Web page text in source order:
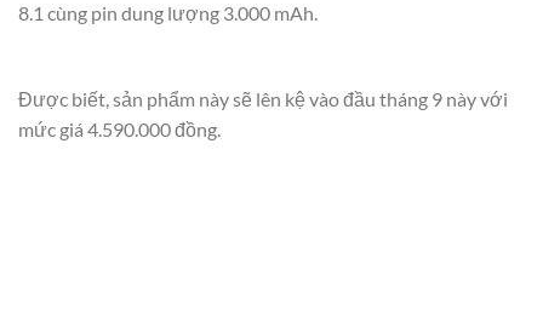
8.1 cùng pin dung lượng 3.000 mAh.
Được biết, sản phẩm này sẽ lên kệ vào đầu tháng 9 này với
mức giá 4.590.000 đồng.